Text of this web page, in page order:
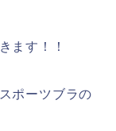
ます！！
ポーツブラの